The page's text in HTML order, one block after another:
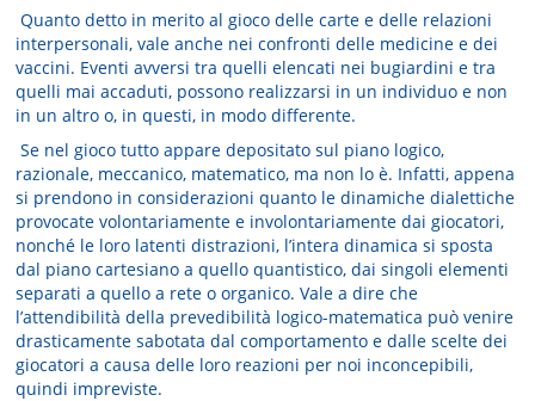
Quanto detto in merito al gioco delle carte e delle relazioni
interpersonali, vale anche nei confronti delle medicine e dei
vaccini. Eventi avversi tra quelli elencati nei bugiardini e tra
quelli mai accaduti, possono realizzarsi in un individuo e non
in un altro o, in questi, in modo differente.
Se nel gioco tutto appare depositato sul piano logico,
razionale, meccanico, matematico, ma non lo è. Infatti, appena
si prendono in considerazioni quanto le dinamiche dialettiche
provocate volontariamente e involontariamente dai giocatori,
nonché le loro latenti distrazioni, l’intera dinamica si sposta
dal piano cartesiano a quello quantistico, dai singoli elementi
separati a quello a rete o organico. Vale a dire che
l’attendibilità della prevedibilità logico-matematica può venire
drasticamente sabotata dal comportamento e dalle scelte dei
giocatori a causa delle loro reazioni per noi inconcepibili,
quindi impreviste.